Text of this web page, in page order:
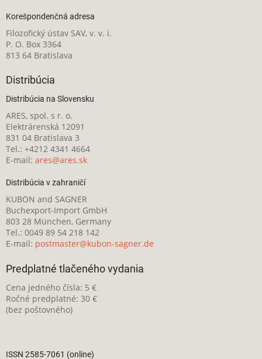
Korešpondenčná adresa
Filozofický ústav SAV, v. v. i.
P. O. Box 3364
813 64 Bratislava
Distribúcia
Distribúcia na Slovensku
ARES, spol. s r. o.
Elektrárenská 12091
831 04 Bratislava 3
Tel.: +4212 4341 4664
E-mail: ares@ares.sk
Distribúcia v zahraničí
KUBON and SAGNER
Buchexport-Import GmbH
803 28 München, Germany
Tel.: 0049 89 54 218 142
E-mail: postmaster@kubon-sagner.de
Predplatné tlačeného vydania
Cena jedného čísla: 5 €
Ročné predplatné: 30 €
(bez poštovného)
ISSN 2585-7061 (online)